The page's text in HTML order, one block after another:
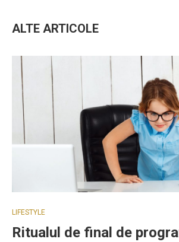
ALTE ARTICOLE
LIFESTYLE
Ritualul de final de